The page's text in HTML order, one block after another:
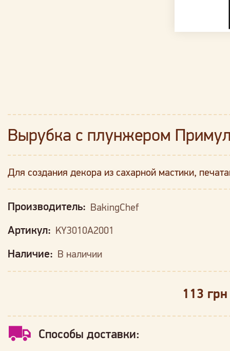
Вырубка с плунжером
Для создания декора из сахарной мастики,
Производитель: BakingChef
Артикул: KY3010A2001
Наличие: В наличии
113 грн
Способы доставки: